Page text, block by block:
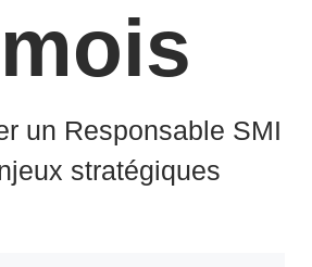
un Responsable SMI
stratégiques